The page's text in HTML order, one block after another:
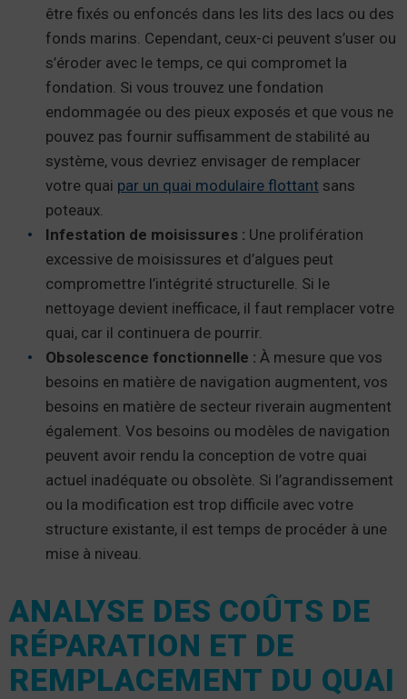
être fixés ou enfoncés dans les lits des lacs ou des
fonds marins. Cependant, ceux-ci peuvent s’user ou
s’éroder avec le temps, ce qui compromet la
fondation. Si vous trouvez une fondation
endommagée ou des pieux exposés et que vous ne
pouvez pas fournir suffisamment de stabilité au
système, vous devriez envisager de remplacer
votre quai par un quai modulaire flottant sans
poteaux.
Infestation de moisissures : Une prolifération
excessive de moisissures et d’algues peut
compromettre l’intégrité structurelle. Si le
nettoyage devient inefficace, il faut remplacer votre
quai, car il continuera de pourrir.
Obsolescence fonctionnelle : À mesure que vos
besoins en matière de navigation augmentent, vos
besoins en matière de secteur riverain augmentent
également. Vos besoins ou modèles de navigation
peuvent avoir rendu la conception de votre quai
actuel inadéquate ou obsolète. Si l’agrandissement
ou la modification est trop difficile avec votre
structure existante, il est temps de procéder à une
mise à niveau.
ANALYSE DES COÛTS DE
RÉPARATION ET DE
REMPLACEMENT DU QUAI